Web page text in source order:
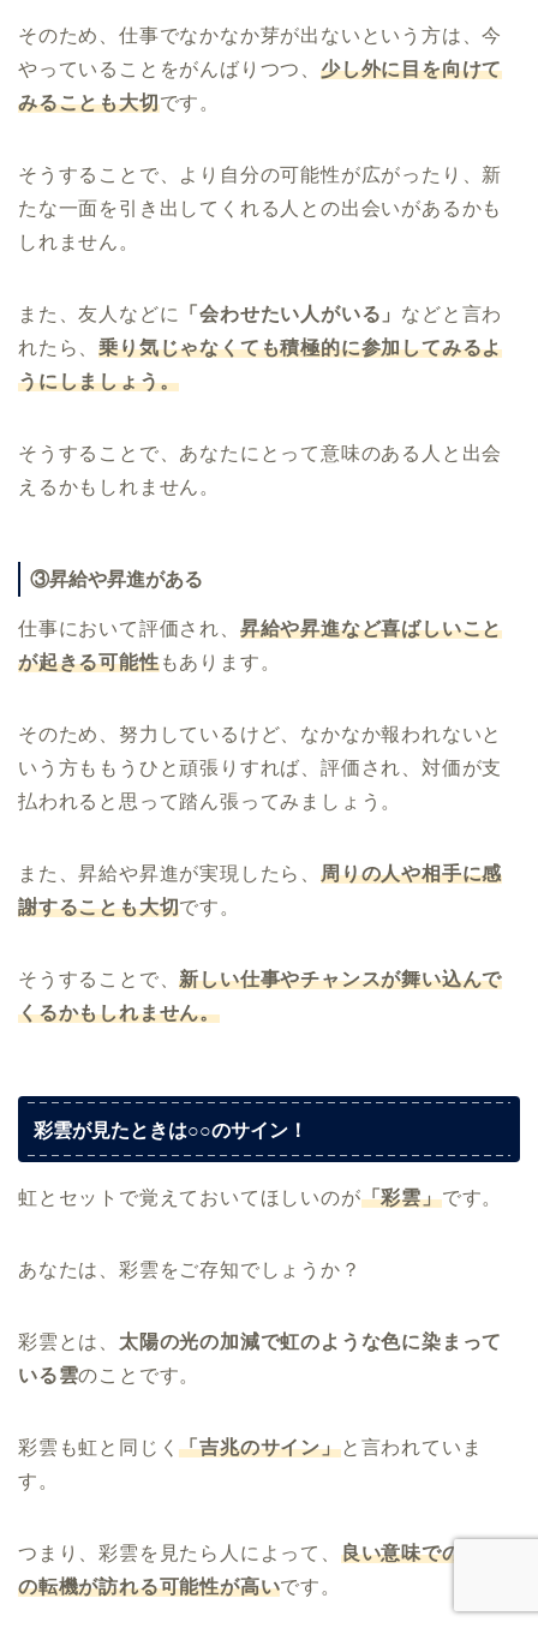
そのため、仕事でなかなか芽が出ないという方は、今
やっていることをがんばりつつ、 少し外に目を向けて
みることも大切です。
そうすることで、より自分の可能性が広がったり、新
たな一面を引き出してくれる人との出会いがあるかも
しれません。
また、友人などに 「会わせたい人がいる」 などと言わ
れたら、乗り気じゃなくても積極的に参加してみるよ
うにしましょう。
そうすることで、あなたにとって意味のある人と出会
えるかもしれません。
③昇給や昇進がある
仕事において評価され、 昇給や昇進など喜ばしいこと
が起きる可能性もあります。
そのため、努力しているけど、なかなか報われないと
いう方ももうひと頑張りすれば、評価され、対価が支
払われると思って踏ん張ってみましょう。
また、昇給や昇進が実現したら、 周りの人や相手に感
謝することも大切です。
そうすることで、新しい仕事やチャンスが舞い込んで
くるかもしれません。
彩雲が見たときは○○のサイン！
虹とセットで覚えておいてほしいのが「彩雲」です。
あなたは、彩雲をご存知でしょうか？
彩雲とは、 太陽の光の加減で虹のような色に染まって
いる雲のことです。
彩雲も虹と同じく「吉兆のサイン」と言われていま
す。
つまり、彩雲を見たら人によって、 良い意味での人生
の転機が訪れる可能性が高いです。